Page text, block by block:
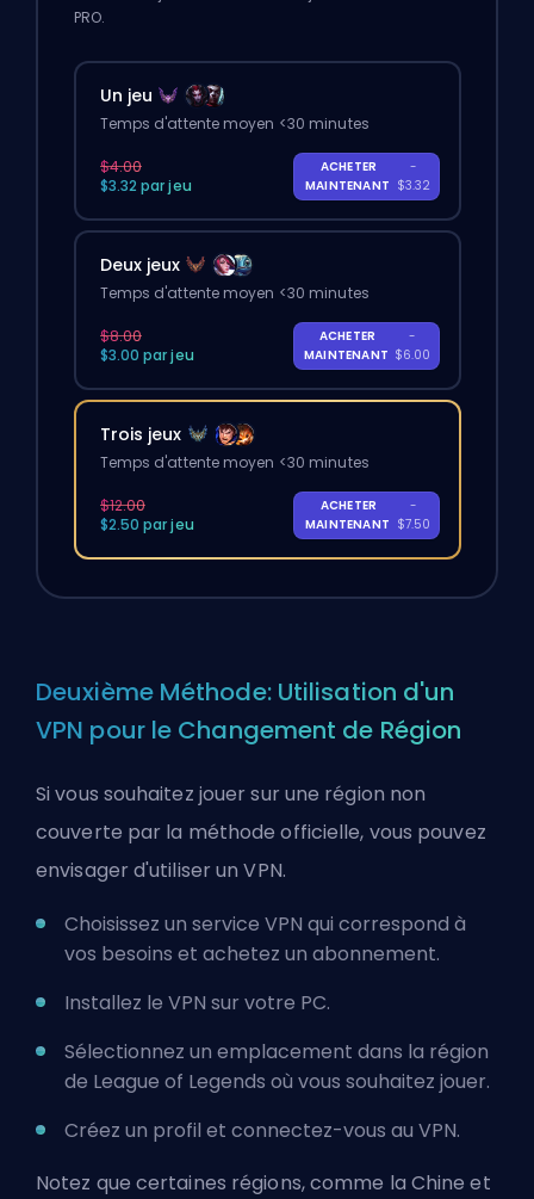
PRO.
Un jeu
Temps d'attente moyen <30 minutes
$4.00
$3.32 par jeu
ACHETER
MAINTENANT
-
$3.32
Deux jeux
Temps d'attente moyen <30 minutes
$8.00
$3.00 par jeu
ACHETER
MAINTENANT
-
$6.00
Trois jeux
Temps d'attente moyen <30 minutes
$12.00
$2.50 par jeu
ACHETER
MAINTENANT
-
$7.50
Deuxième Méthode: Utilisation d'un
VPN pour le Changement de Région
Si vous souhaitez jouer sur une région non
couverte par la méthode officielle, vous pouvez
envisager d'utiliser un VPN.
Choisissez un service VPN qui correspond à
vos besoins et achetez un abonnement.
Installez le VPN sur votre PC.
Sélectionnez un emplacement dans la région
de League of Legends où vous souhaitez jouer.
Créez un profil et connectez-vous au VPN.
Notez que certaines régions, comme la Chine et